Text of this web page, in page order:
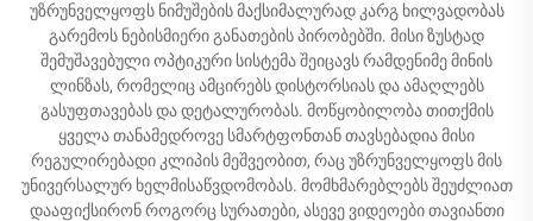
უზრუნველყოფს ნიმუშების მაქსიმალურად კარგ ხილვადობას
გარემოს ნებისმიერი განათების პირობებში. მისი ზუსტად
შემუშავებული ოპტიკური სისტემა შეიცავს რამდენიმე მინის
ლინზას, რომელიც ამცირებს დისტორსიას და ამაღლებს
გასუფთავებას და დეტალურობას. მოწყობილობა თითქმის
ყველა თანამედროვე სმარტფონთან თავსებადია მისი
რეგულირებადი კლიპის მეშვეობით, რაც უზრუნველყოფს მის
უნივერსალურ ხელმისაწვდომობას. მომხმარებლებს შეუძლიათ
დააფიქსირონ როგორც სურათები, ასევე ვიდეოები თავიანთი